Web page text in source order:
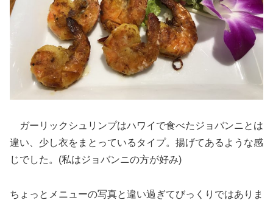
ガーリックシュリンプはハワイで食べたジョバンニとは
違い、少し衣をまとっているタイプ。揚げてあるような感
じでした。(私はジョバンニの方が好み)
ちょっとメニューの写真と違い過ぎてびっくりではありま